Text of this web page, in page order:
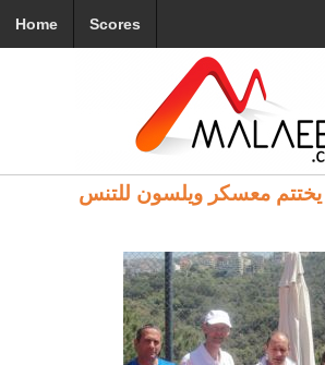
Home Scores
معسكر ويلسون للتنس